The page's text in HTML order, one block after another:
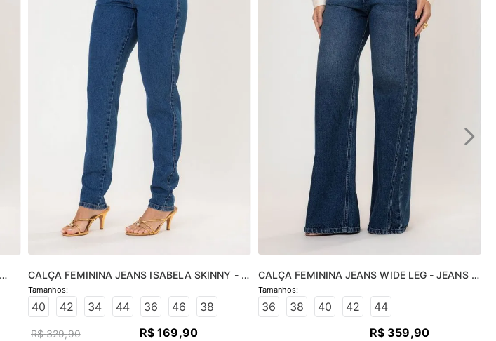
CALÇA FEMININA JEANS ISABELA SKINNY -
JEANS MÉDIO
40 42 34 44 36 46 38
R$ 329,90 R$ 169,90
CALÇA FEMININA JEANS WIDE LEG - JEANS
MÉDIO
36 38 40 42
44
R$ 359,90